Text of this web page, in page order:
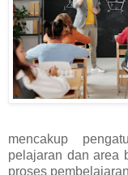
mencakup
pelajaran dan area
proses